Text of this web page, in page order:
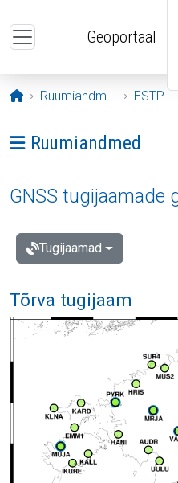
Geoportaal
Avaleht
Ruumiandmed ESTPOS
Ava menüü:
Ruumiandmed
GNSS tugijaamade
Tugijaamad
Tõrva tugijaam